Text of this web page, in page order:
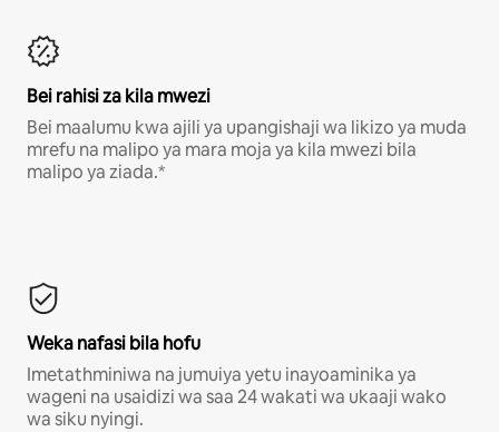
Bei rahisi za kila mwezi
Bei maalumu kwa ajili ya upangishaji wa likizo ya muda
mrefu na malipo ya mara moja ya kila mwezi bila
malipo ya ziada.*
Weka nafasi bila hofu
Imetathminiwa na jumuiya yetu inayoaminika ya
wageni na usaidizi wa saa 24 wakati wa ukaaji wako
wa siku nyingi.